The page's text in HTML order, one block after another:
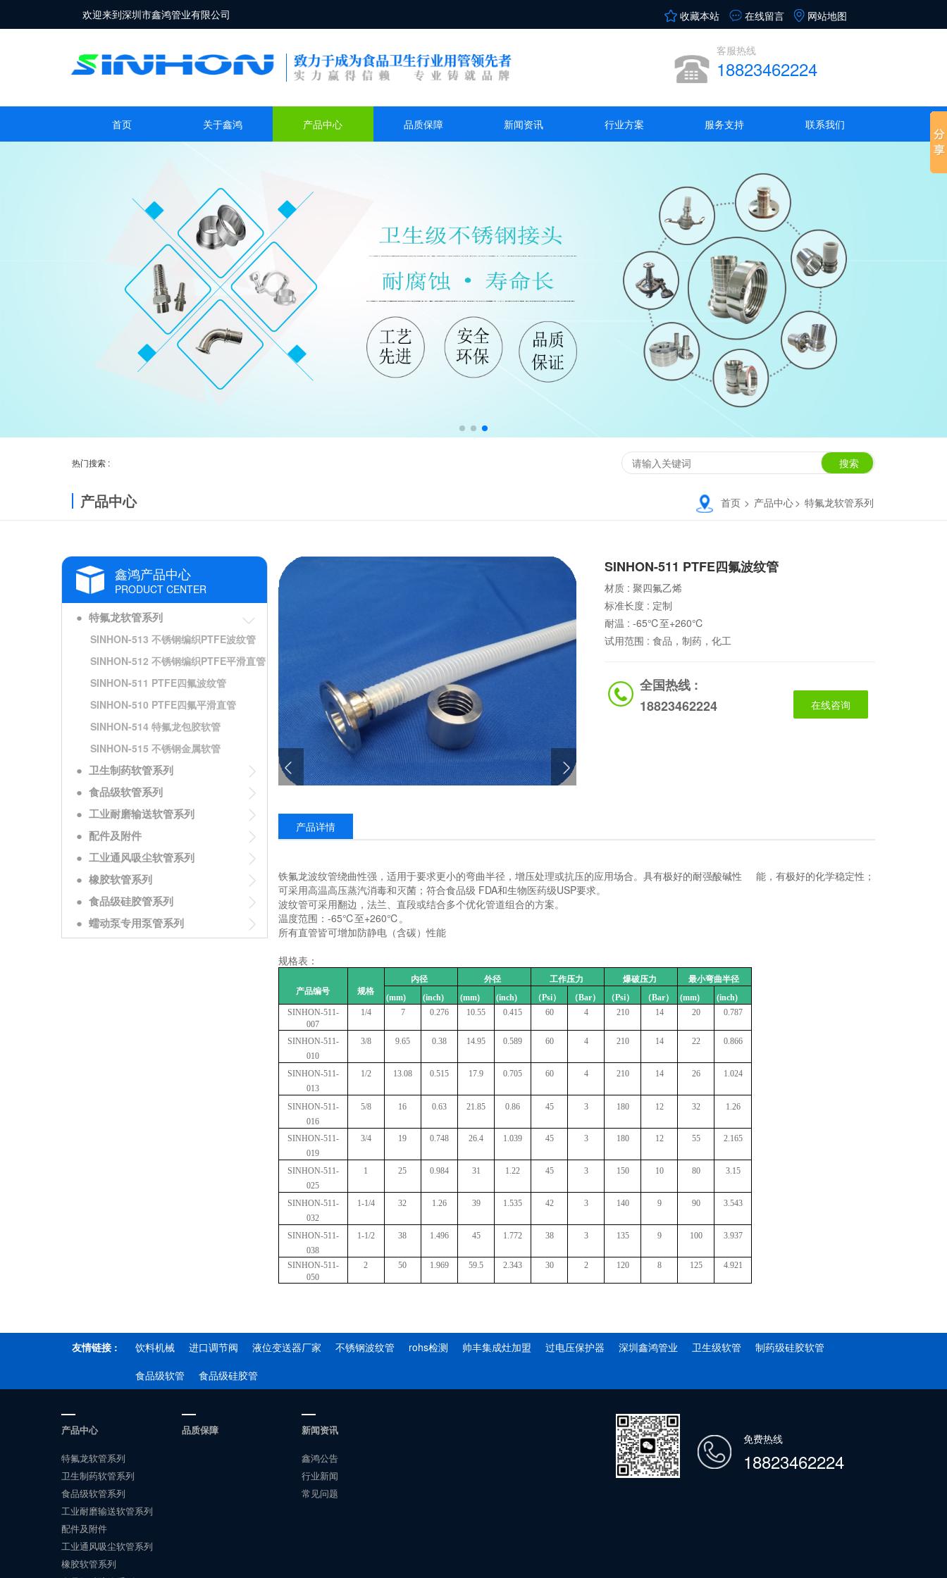
欢迎来到深圳市鑫鸿管业有限公司 收藏本站 在线留言 网站地图
客服热线
18823462224
首页 关于鑫鸿 产品中心 品质保障 新闻资讯 行业方案 服务支持 联系我们
热门搜索 :
产品中心 首页 > 产品中心> 特氟龙软管系列
鑫鸿产品中心
PRODUCT CENTER
● 特氟龙软管系列
SINHON-513 不锈钢编织PTFE波纹管
SINHON-512 不锈钢编织PTFE平滑直管
SINHON-511 PTFE四氟波纹管
SINHON-510 PTFE四氟平滑直管
SINHON-514 特氟龙包胶软管
SINHON-515 不锈钢金属软管
● 卫生制药软管系列
● 食品级软管系列
● 工业耐磨输送软管系列
● 配件及附件
● 工业通风吸尘软管系列
● 橡胶软管系列
● 食品级硅胶管系列
● 蠕动泵专用泵管系列
SINHON-511 PTFE四氟波纹管
材质 :聚四氟乙烯
标准长度 : 定制
耐温 :-65℃至+260℃
试用范围 :食品，制药，化工
全国热线 :
18823462224
在线咨询
产品详情
铁氟龙波纹管绕曲性强，适用于要求更小的弯曲半径，增压处理或抗压的应用场合。具有极好的耐强酸碱性 能，有极好的化学稳定性；
可采用高温高压蒸汽消毒和灭菌；符合食品级 FDA和生物医药级USP要求。
波纹管可采用翻边，法兰、直段或结合多个优化管道组合的方案。
温度范围：-65℃至+260℃。
所有直管皆可增加防静电（含碳）性能
规格表：
产品编号 规格
内径 外径 工作压力 爆破压力
最小弯曲半径
(mm)
(inch) (mm) (inch) （Psi） （Bar） （Psi） （Bar） (mm)
(inch)
SINHON-511-
007
1/4 7 0.276 10.55 0.415 60 4 210 14 20 0.787
SINHON-511-
010
3/8 9.65 0.38 14.95 0.589 60 4 210 14 22 0.866
SINHON-511-
013
1/2 13.08 0.515 17.9 0.705 60 4 210 14 26 1.024
SINHON-511-
016
5/8 16 0.63 21.85 0.86 45 3 180 12 32 1.26
SINHON-511-
019
3/4 19 0.748 26.4 1.039 45 3 180 12 55 2.165
SINHON-511-
025
1 25 0.984 31 1.22 45 3 150 10 80 3.15
SINHON-511-
032
1-1/4 32 1.26 39 1.535 42 3 140 9 90 3.543
SINHON-511-
038
1-1/2 38 1.496 45 1.772 38 3 135 9 100 3.937
SINHON-511-
050
2 50 1.969 59.5 2.343 30 2 120 8 125 4.921
友情链接 : 饮料机械 进口调节阀 液位变送器厂家 不锈钢波纹管 rohs检测 帅丰集成灶加盟 过电压保护器 深圳鑫鸿管业 卫生级软管
制药级硅胶软管
食品级软管
食品级硅胶管
产品中心
特氟龙软管系列
卫生制药软管系列
食品级软管系列
工业耐磨输送软管系列
配件及附件
工业通风吸尘软管系列
橡胶软管系列
品质保障 新闻资讯
鑫鸿公告
行业新闻
常见问题
免费热线
18823462224